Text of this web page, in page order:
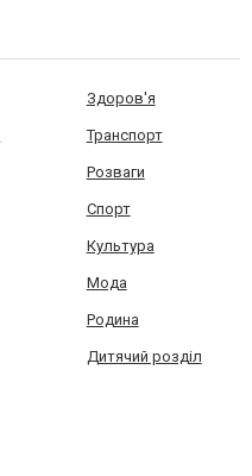
Здоров'я
Транспорт
Розваги
Спорт
Культура
Мода
Родина
Дитячий розділ